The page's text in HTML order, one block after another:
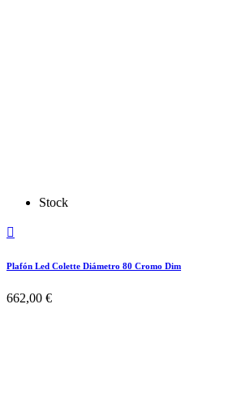
Stock

Plafón Led Colette Diámetro 80 Cromo Dim
662,00 €